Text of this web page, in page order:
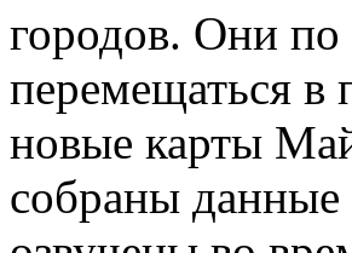
городов. Они по
перемещаться в
новые карты
собраны данные